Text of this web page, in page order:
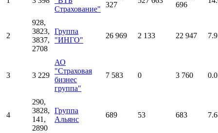
Страхование"
327
696
2
928,
3823,
3837,
2708
Группа
"ИНГО"
26 969 2 133 22 947 7.9
3 3 229
АО
"Страховая
бизнес
группа"
7 583 0 3 760 0.0
4
290,
3828,
141,
2890
Группа
Альянс
689 53 683 7.6